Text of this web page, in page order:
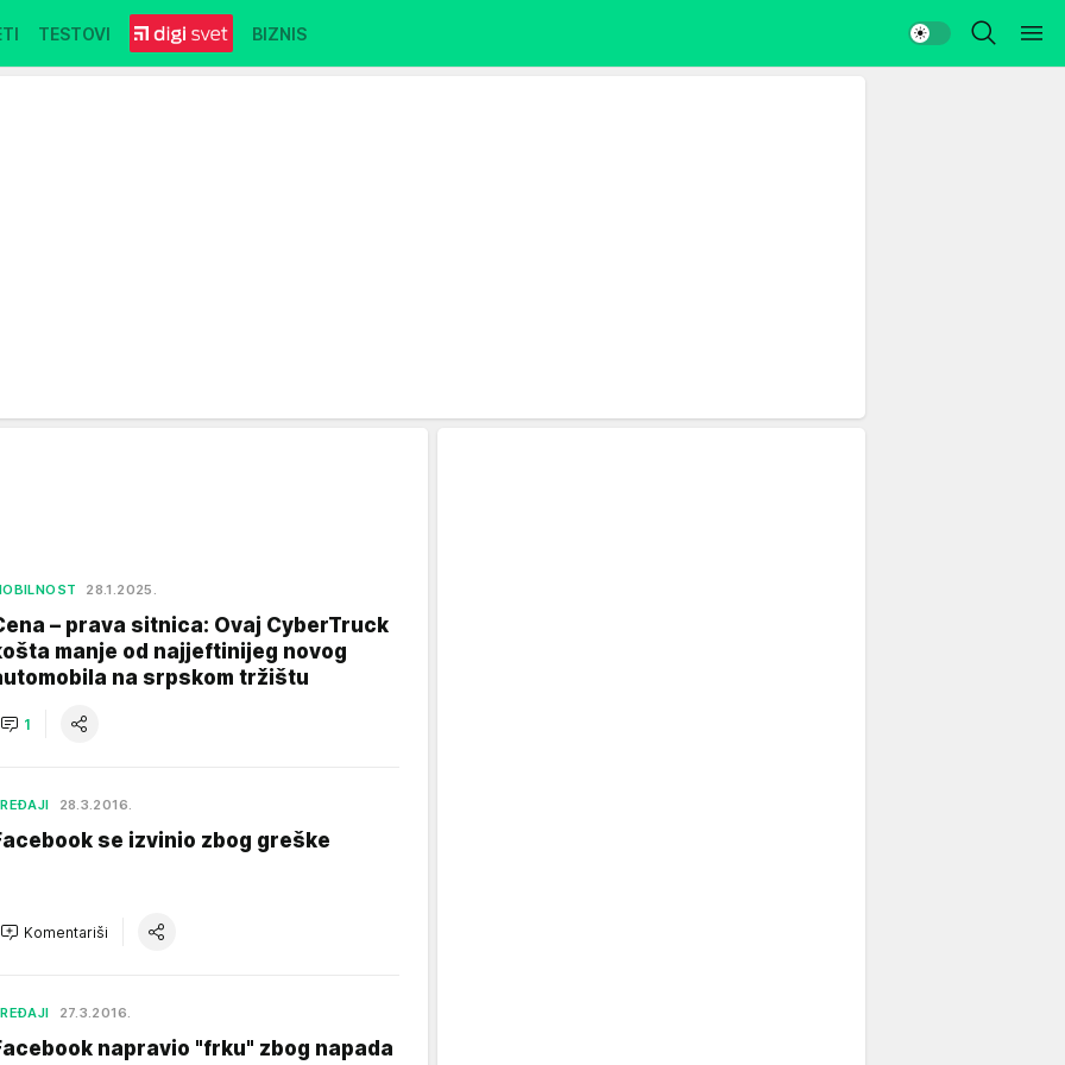
TESTOVI BIZNIS
28.1.2025.
– prava sitnica: Ovaj CyberTruck
manje od najjeftinijeg novog
na srpskom tržištu
1
28.3.2016.
se izvinio zbog greške
Komentariši
27.3.2016.
napravio "frku" zbog napada